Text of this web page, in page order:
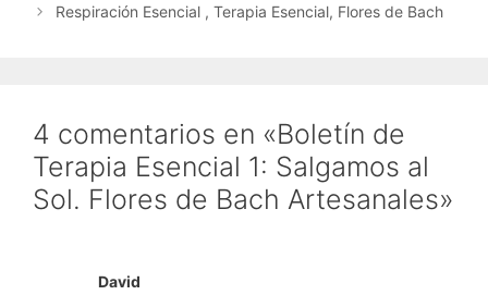
Respiración Esencial , Terapia Esencial, Flores de Bach
4 comentarios en «Boletín de
Terapia Esencial 1: Salgamos al
Sol. Flores de Bach Artesanales»
David